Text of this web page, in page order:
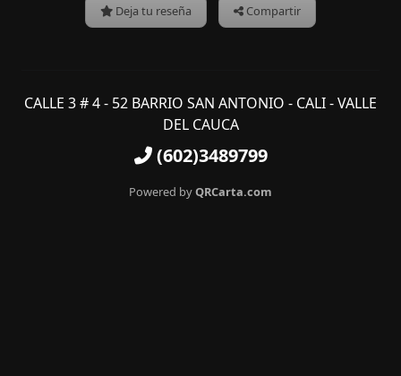
Deja tu reseña Compartir
CALLE 3 # 4 - 52 BARRIO SAN ANTONIO - CALI - VALLE
DEL CAUCA
(602)3489799
Powered byQRCarta.com